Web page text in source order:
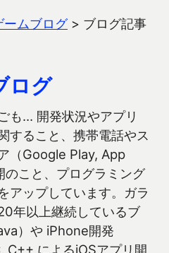
ムブログ> ブログ記事
ログ
も… 開発状況やアプリ
すること、携帯電話やス
（Google Play, App
こと、プログラミング
アップしています。ガラ
年以上継続しているブ
）や iPhone開発
C++ によるiOSアプリ開